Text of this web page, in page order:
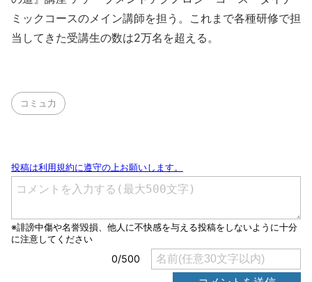
ミックコースのメイン講師を担う。これまで各種研修で担
当してきた受講生の数は2万名を超える。
コミュ力